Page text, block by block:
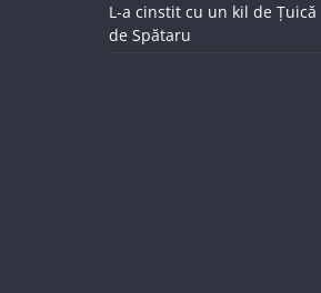
L-a cinstit cu un kil de Țuică
de Spătaru